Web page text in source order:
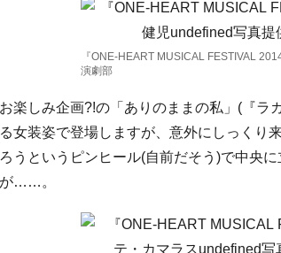
『ONE-HEART MUSICAL FESTIVAL
演劇部
楽しみ企画?!の「ありのままの私」(『
女装姿で登場しますが、意外にしっくり
うというピンヒール(自前だそう)で中央
……。